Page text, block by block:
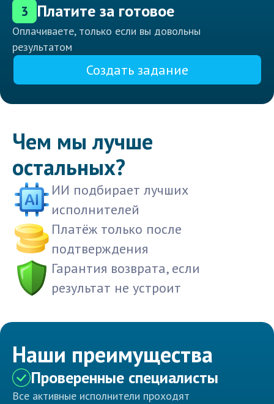
3 Платите за готовое
Оплачиваете, только если вы довольны
результатом
Создать задание
Чем мы лучше
остальных?
ИИ подбирает лучших
исполнителей
Платёж только после
подтверждения
Гарантия возврата, если
результат не устроит
Наши преимущества
Проверенные специалисты
Все активные исполнители проходят